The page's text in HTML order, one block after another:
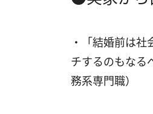
・「結婚前は
チするのもなる
務系専門職）